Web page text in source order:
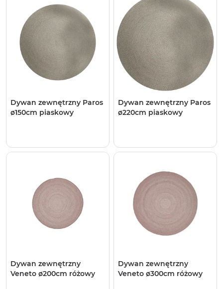
Dywan zewnętrzny Paros
ø150cm piaskowy
Dywan zewnętrzny Paros
ø220cm piaskowy
Dywan zewnętrzny
Veneto ø200cm różowy
Dywan zewnętrzny
Veneto ø300cm różowy